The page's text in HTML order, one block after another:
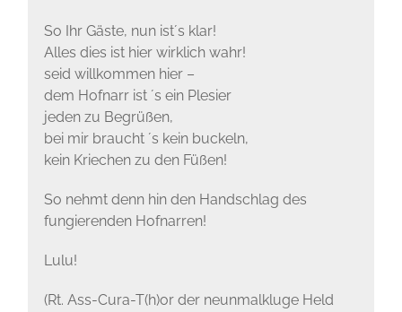
So Ihr Gäste, nun ist´s klar!
Alles dies ist hier wirklich wahr!
seid willkommen hier –
dem Hofnarr ist ´s ein Plesier
jeden zu Begrüßen,
bei mir braucht ´s kein buckeln,
kein Kriechen zu den Füßen!
So nehmt denn hin den Handschlag des
fungierenden Hofnarren!
Lulu!
(Rt. Ass-Cura-T(h)or der neunmalkluge Held